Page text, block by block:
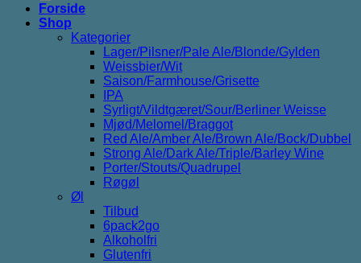
Forside
Shop
Kategorier
Lager/Pilsner/Pale Ale/Blonde/Gylden
Weissbier/Wit
Saison/Farmhouse/Grisette
IPA
Syrligt/Vildtgæret/Sour/Berliner Weisse
Mjød/Melomel/Braggot
Red Ale/Amber Ale/Brown Ale/Bock/Dubbel
Strong Ale/Dark Ale/Triple/Barley Wine
Porter/Stouts/Quadrupel
Røgøl
Øl
Tilbud
6pack2go
Alkoholfri
Glutenfri